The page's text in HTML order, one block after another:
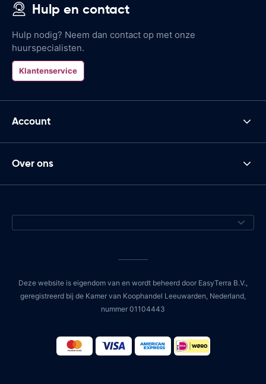
Hulp en contact
Hulp nodig? Neem dan contact op met onze
huurspecialisten.
Klantenservice
Account
Over ons
Deze website is eigendom van en wordt beheerd door EasyTerra B.V.,
geregistreerd bij de Kamer van Koophandel Leeuwarden, Nederland,
nummer 01104443